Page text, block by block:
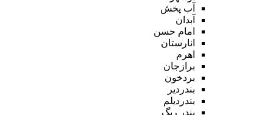
آب پخش
آبدان
امام حسن
انارستان
اهرم
برازجان
بردخون
بندردیر
بندردیلم
بندر ریگ